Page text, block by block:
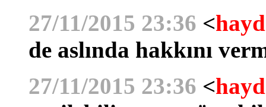
27/11/2015 23:36 <
de aslında hakkını
27/11/2015 23:36 <